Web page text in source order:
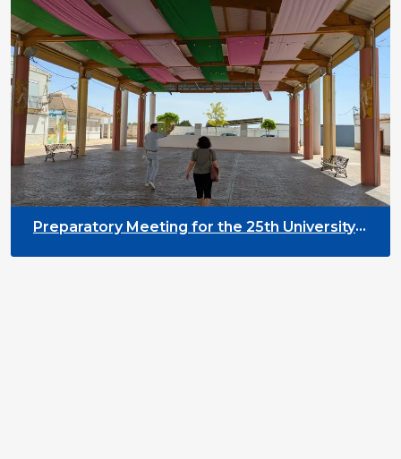
Preparatory Meeting for the 25th University